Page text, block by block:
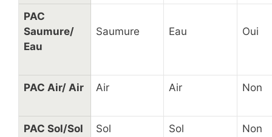
PAC
Saumure/
Eau
Saumure Eau Oui
PAC Air/ Air Air Air Non
PAC Sol/Sol Sol Sol Non